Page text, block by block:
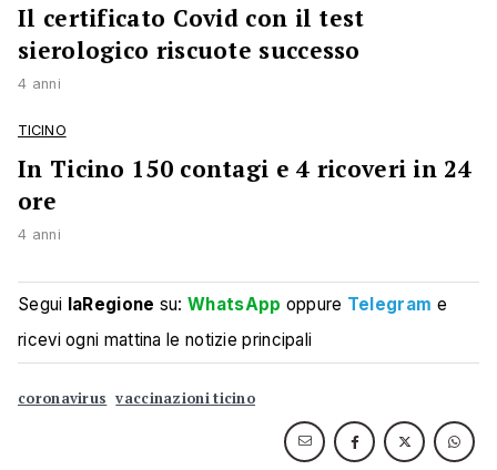
Il certificato Covid con il test
sierologico riscuote successo
4 anni
TICINO
In Ticino 150 contagi e 4 ricoveri in 24
ore
4 anni
Segui laRegione su:WhatsApp oppure Telegram e
ricevi ogni mattina le notizie principali
coronavirus vaccinazioni ticino